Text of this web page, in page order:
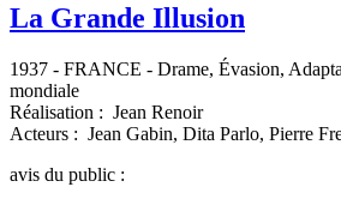
La Grande Illusion
1937 - FRANCE - Drame, Évasion,
mondiale
Réalisation : Jean Renoir
Acteurs : Jean Gabin, Dita Parlo, Pierre
avis du public :